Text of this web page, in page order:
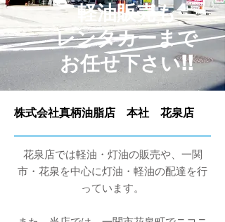
軽油販売も
レンタカーまで
お任せ下さい!!
​株式会社真柄油脂店 本社 花泉店
花泉店では軽油・灯油の販売や、一関
市・花泉を中心に灯油・軽油の配達を行
っています。